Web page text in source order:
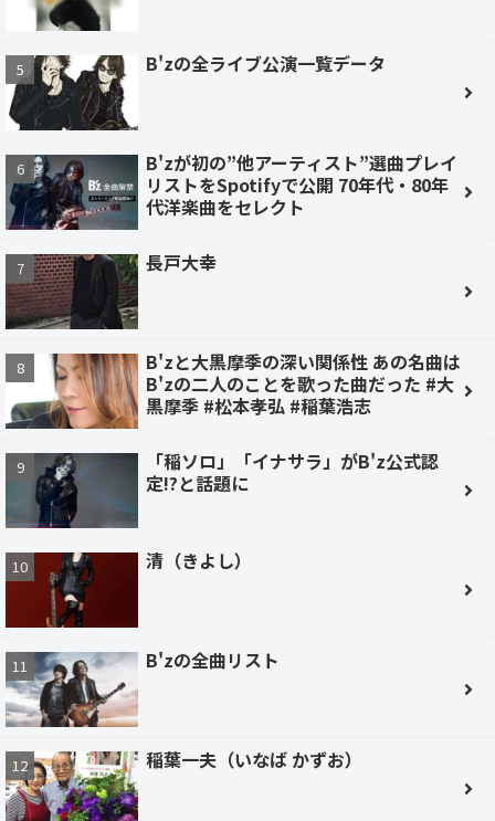
B'zの全ライブ公演一覧データ
B'zが初の”他アーティスト”選曲プレイ
リストをSpotifyで公開 70年代・80年
代洋楽曲をセレクト
長戸大幸
B'zと大黒摩季の深い関係性 あの名曲は
B'zの二人のことを歌った曲だった #大
黒摩季 #松本孝弘 #稲葉浩志
「稲ソロ」「イナサラ」がB'z公式認
定!?と話題に
清（きよし）
B'zの全曲リスト
稲葉一夫（いなば かずお）